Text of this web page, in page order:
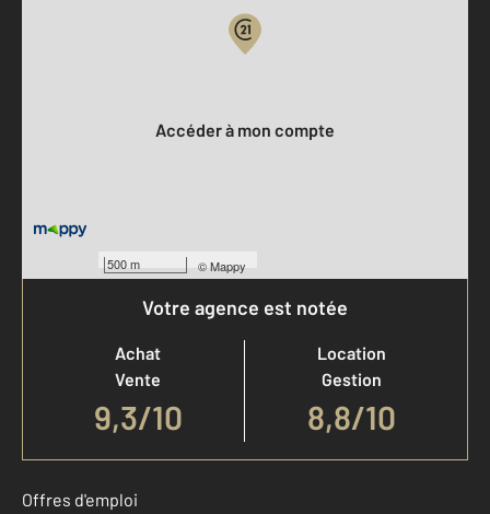
500 m ©Mappy
Accéder à mon compte
Votre agence est notée
Achat
Vente
9,3/10
Location
Gestion
8,8/10
Offres d'emploi